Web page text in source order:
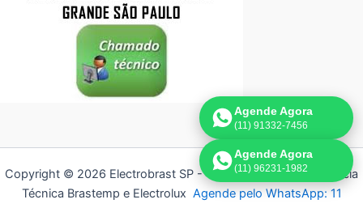
Copyright © 2026 Electrobrast SP - 11 3836-9554 | Assistência
Técnica Brastemp e Electrolux Agende pelo WhatsApp: 11
Agende Agora
(11) 91332-7456
Agende Agora
(11) 96231-1982